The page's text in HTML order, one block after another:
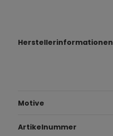
Herstellerinformationen
Motive
Artikelnummer